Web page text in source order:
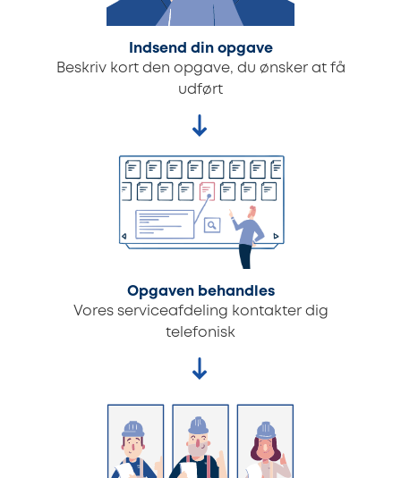
Indsend din opgave
Beskriv kort den opgave, du ønsker at få
udført
Opgaven behandles
Vores serviceafdeling kontakter dig
telefonisk